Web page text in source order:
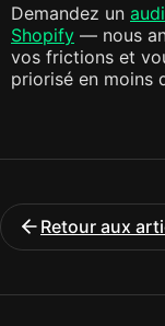
Demandez un
Shopify — nous
vos frictions et
priorisé en moins
Retour aux